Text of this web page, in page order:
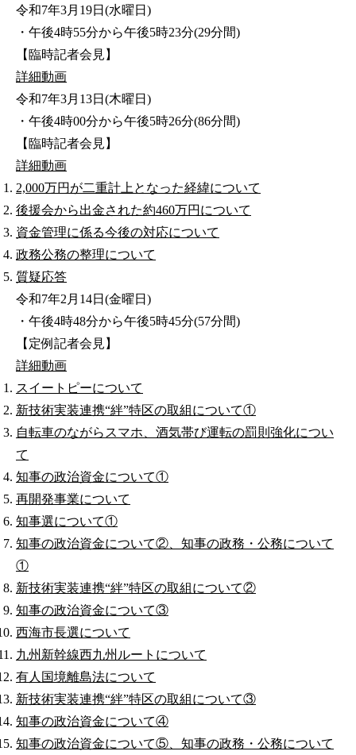
令和7年3月19日(水曜日)
・午後4時55分から午後5時23分(29分間)
【臨時記者会見】
詳細動画
令和7年3月13日(木曜日)
・午後4時00分から午後5時26分(86分間)
【臨時記者会見】
詳細動画
2,000万円が二重計上となった経緯について
後援会から出金された約460万円について
資金管理に係る今後の対応について
政務公務の整理について
質疑応答
令和7年2月14日(金曜日)
・午後4時48分から午後5時45分(57分間)
【定例記者会見】
詳細動画
スイートピーについて
新技術実装連携“絆”特区の取組について①
自転車のながらスマホ、酒気帯び運転の罰則強化につい
て
知事の政治資金について①
再開発事業について
知事選について①
知事の政治資金について②、知事の政務・公務について
①
新技術実装連携“絆”特区の取組について②
知事の政治資金について③
西海市長選について
九州新幹線西九州ルートについて
有人国境離島法について
新技術実装連携“絆”特区の取組について③
知事の政治資金について④
知事の政治資金について⑤、知事の政務・公務について